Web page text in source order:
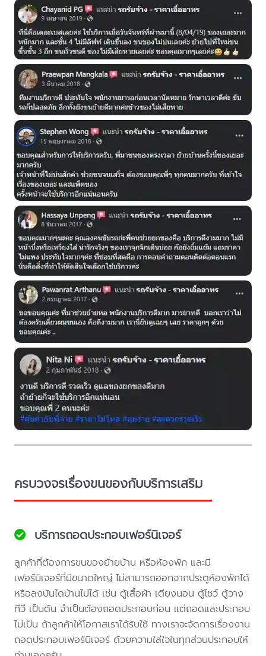
ครบวงจรเรื่องขนของกับบริการเสริม
บริการถอดประกอบเฟอร์นิเจอร์
ลูกค้าที่ต้องการขนของย้ายบ้าน หรือห้องพัก และมี
เฟอร์นิเจอร์ที่มีขนาดใหญ่ ไม่สามารถออกจากประตูห้องพักได้
หรือลงบันไดบ้านไม่ได้ เช่น ตู้เสื้อผ้า เตียงนอน ตู้โชว์ ตู้วาง
ทีวี เป็นต้น จำเป็นต้องถอดประกอบก่อน แต่ถอดและประกอบ
ไม่เป็น ถ้าลูกค้าให้โอกาสเราได้รับใช้ ทางเราจะจัดการเรื่องงาน
ถอดประกอบเฟอร์นิเจอร์ ด้วยความใส่ใจในทุกส่วนประกอบให้